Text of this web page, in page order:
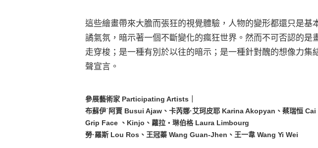
這些繪畫帶來大膽而張狂的視覺體驗，人物的變形都還只是基
譎氣氛，暗示著一個不斷變化的瘋狂世界。然而不可否認的是
走穿梭；是一種有別於以往的暗示；是一種針對醜的想像力集
聲宣言。
參展藝術家 Participating Artists｜
布蘇伊˙阿賈 Busui Ajaw、卡芮娜·艾珂皮耶 Karina Akopyan、蔡瑞恒
Grip Face 、Kinjo、蘿拉・琳伯格 Laura Limbourg
勞·羅斯 Lou Ros、王冠蓁 Wang Guan-Jhen、王一韋 Wang Yi Wei